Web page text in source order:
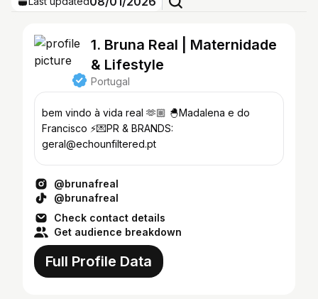
1. Bruna Real | Maternidade
& Lifestyle
Portugal
bem vindo à vida real 🫶🏼 🐣Madalena e do
Francisco ⚡️💌PR & BRANDS:
geral@echounfiltered.pt
@brunafreal
@brunafreal
Check contact details
Get audience breakdown
Full Profile Data